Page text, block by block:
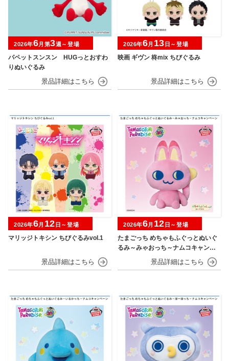
パペットスンスン HUGっとおすわ
りぬいぐるみ
2026年6月第3週～登場
映画 ギヴン 柊mix ちびぐるみ
2026年6月 13 日～登場
マリッジトキシン ちびぐるみvol.1
2026年6月 12 日～登場
たまごっち めちゃもふぐっとぬいぐ
るみ～みゃおっち～ナムコキャンペ
2026年6月 12 日～登場